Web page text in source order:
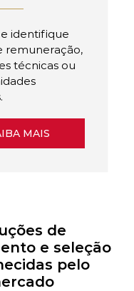
identifique
remuneração,
técnicas ou
MAIS
de
e seleção
pelo